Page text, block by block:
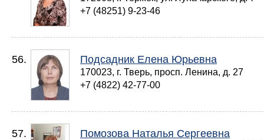
+7 (48251) 9-23-46
56. Подсадник Елена Юрьевна
170023, г. Тверь, просп. Ленина, д. 27
+7 (4822) 42-77-00
57. Помозова Наталья Сергеевна